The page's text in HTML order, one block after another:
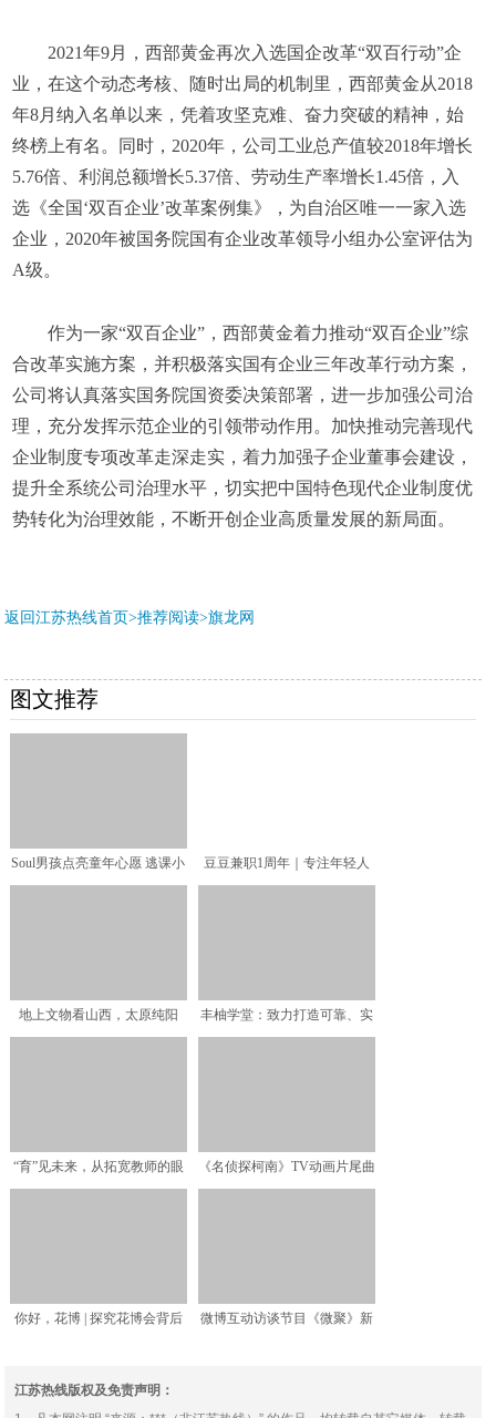
2021年9月，西部黄金再次入选国企改革“双百行动”企
业，在这个动态考核、随时出局的机制里，西部黄金从2018
年8月纳入名单以来，凭着攻坚克难、奋力突破的精神，始
终榜上有名。同时，2020年，公司工业总产值较2018年增长
5.76倍、利润总额增长5.37倍、劳动生产率增长1.45倍，入
选《全国‘双百企业’改革案例集》，为自治区唯一一家入选
企业，2020年被国务院国有企业改革领导小组办公室评估为
A级。
作为一家“双百企业”，西部黄金着力推动“双百企业”综
合改革实施方案，并积极落实国有企业三年改革行动方案，
公司将认真落实国务院国资委决策部署，进一步加强公司治
理，充分发挥示范企业的引领带动作用。加快推动完善现代
企业制度专项改革走深走实，着力加强子企业董事会建设，
提升全系统公司治理水平，切实把中国特色现代企业制度优
势转化为治理效能，不断开创企业高质量发展的新局面。
返回江苏热线首页>推荐阅读>旗龙网
图文推荐
Soul男孩点亮童年心愿 逃课小
豆豆兼职1周年｜专注年轻人
地上文物看山西，太原纯阳
丰柚学堂：致力打造可靠、实
“育”见未来，从拓宽教师的眼
《名侦探柯南》TV动画片尾曲
你好，花博 | 探究花博会背后
微博互动访谈节目《微聚》新
江苏热线版权及免责声明：